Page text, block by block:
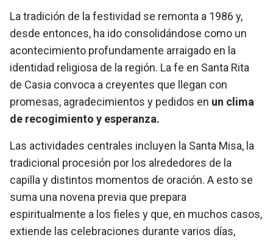
La tradición de la festividad se remonta a 1986 y,
desde entonces, ha ido consolidándose como un
acontecimiento profundamente arraigado en la
identidad religiosa de la región. La fe en Santa Rita
de Casia convoca a creyentes que llegan con
promesas, agradecimientos y pedidos en un clima
de recogimiento y esperanza.
Las actividades centrales incluyen la Santa Misa, la
tradicional procesión por los alrededores de la
capilla y distintos momentos de oración. A esto se
suma una novena previa que prepara
espiritualmente a los fieles y que, en muchos casos,
extiende las celebraciones durante varios días,